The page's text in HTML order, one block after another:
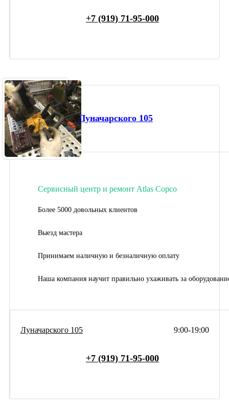
+7 (919) 71-95-000
Луначарского 105
Сервисный центр и ремонт Atlas Copco
Более 5000 довольных клиентов
Выезд мастера
Принимаем наличную и безналичную оплату
Наша компания научит правильно ухаживать за
9:00-19:00
Луначарского 105
+7 (919) 71-95-000